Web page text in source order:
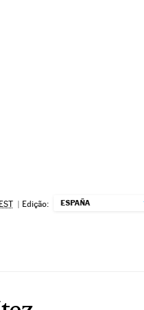
EST | Edição: ESPAÑA